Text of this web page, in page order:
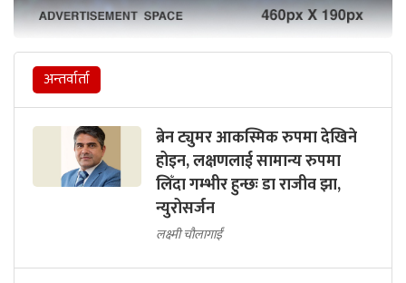
अन्तर्वार्ता
ब्रेन ट्युमर आकस्मिक रुपमा देखिने
होइन, लक्षणलाई सामान्य रुपमा
लिँदा गम्भीर हुन्छः डा राजीव झा,
न्युरोसर्जन
लक्ष्मी चौलागाईं